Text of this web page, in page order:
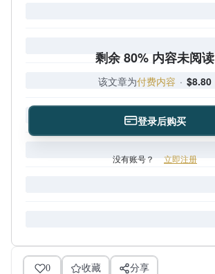
剩余 80% 内容未阅读
该文章为付费内容 · $8.80
登录后购买
没有账号？ 立即注册
0 收藏 分享